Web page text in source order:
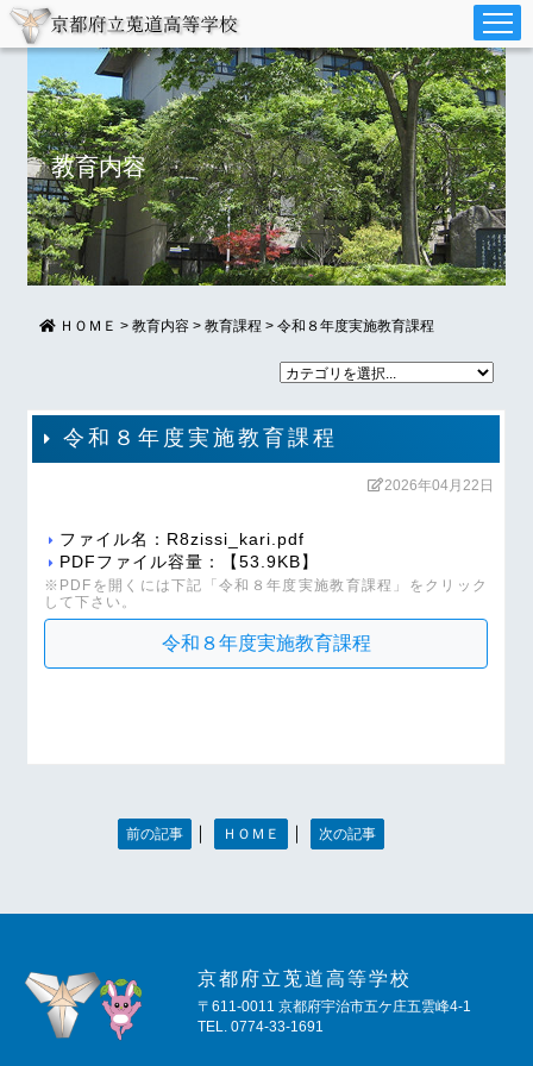
教育内容
ＨＯＭＥ > 教育内容 > 教育課程 > 令和８年度実施教育課程
令和８年度実施教育課程
2026年04月22日
ファイル名：R8zissi_kari.pdf
PDFファイル容量：【53.9KB】
※PDFを開くには下記「令和８年度実施教育課程」をクリック
して下さい。
令和８年度実施教育課程
前の記事 ｜ ＨＯＭＥ ｜ 次の記事
京都府立莵道高等学校
〒611-0011 京都府宇治市五ケ庄五雲峰4-1
TEL. 0774-33-1691